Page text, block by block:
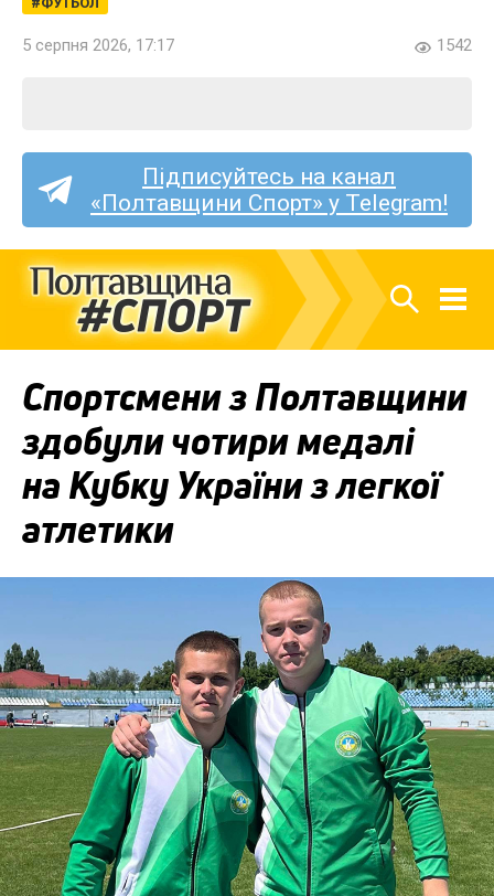
5 серпня 2026, 17:17 1542
Підписуйтесь на канал
«Полтавщини Спорт» у Telegram!
Спортсмени з Полтавщини
здобули чотири медалі
на Кубку України з легкої
атлетики